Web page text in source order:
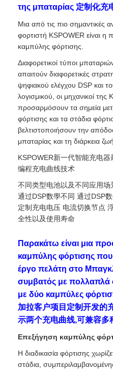
της μπαταρίας 定制化充
Μια από τις πιο σημαντικές
φορτιστή KSPOWER είναι η
καμπύλης φόρτισης.
Διαφορετικοί τύποι
απαιτούν διαφορετικές
ψηφιακού ελέγχου DSP και
λογισμικού, οι μηχανικοί
προσαρμόσουν τα σημεία
φόρτισης και τα στάδια
βελτιστοποιήσουν την
μπαταρίας και τη διάρκεια
KSPOWER新一代智能充电
编程充电曲线技术
不同类型电池以及不同应用
通过DSP数學不同 通过DSP
定制充电电压 电流切换节点
全性以及使用寿命
Παρακάτω είναι μια
καμπύλης φόρτισης
έργο πελάτη στο
συμβατός με πολλαπλά
με δύο καμπύλες
加拉客户项目定制开发的
示两个充电曲线,可兼容多
Επεξήγηση καμπύλης
Η διαδικασία φόρτισης
στάδια,